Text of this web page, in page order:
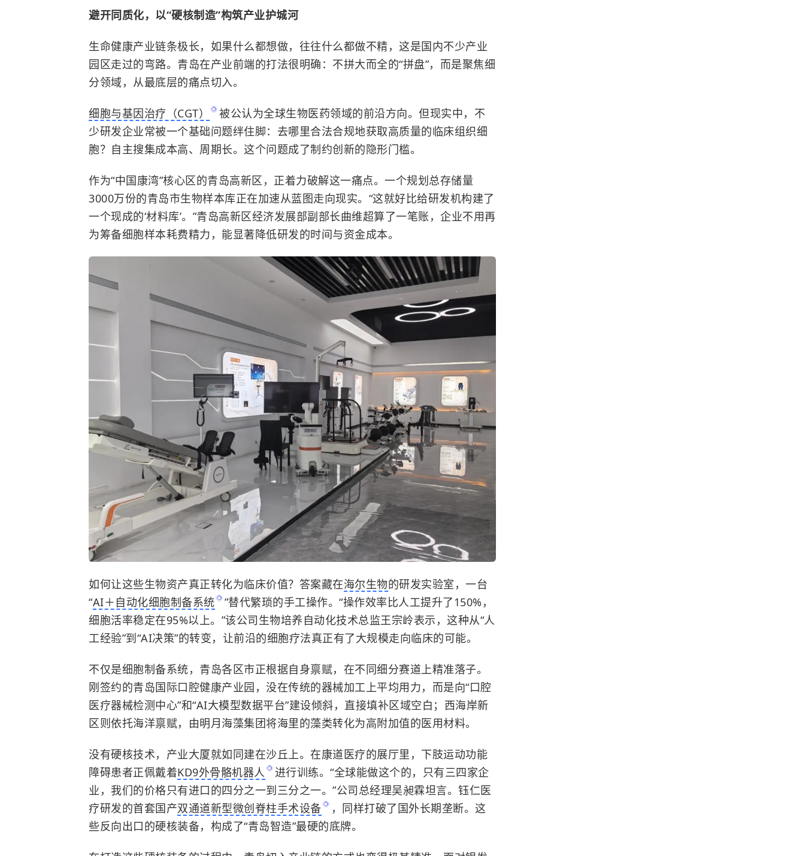
避开同质化，以“硬核制造”构筑产业护城河
生命健康产业链条极长，如果什么都想做，往往什么都做不精，这是国内不少产业
园区走过的弯路。青岛在产业前端的打法很明确：不拼大而全的“拼盘”，而是聚焦细
分领域，从最底层的痛点切入。
细胞与基因治疗（CGT）
被公认为全球生物医药领域的前沿方向。但现实中，不
少研发企业常被一个基础问题绊住脚：去哪里合法合规地获取高质量的临床组织细
胞？自主搜集成本高、周期长。这个问题成了制约创新的隐形门槛。
作为“中国康湾”核心区的青岛高新区，正着力破解这一痛点。一个规划总存储量
3000万份的青岛市生物样本库正在加速从蓝图走向现实。“这就好比给研发机构建了
一个现成的‘材料库’。”青岛高新区经济发展部副部长曲维超算了一笔账，企业不用再
为筹备细胞样本耗费精力，能显著降低研发的时间与资金成本。
如何让这些生物资产真正转化为临床价值？答案藏在海尔生物的研发实验室，一台
“AI＋自动化细胞制备系统
”替代繁琐的手工操作。“操作效率比人工提升了150%，
细胞活率稳定在95%以上。”该公司生物培养自动化技术总监王宗岭表示，这种从“人
工经验”到“AI决策”的转变，让前沿的细胞疗法真正有了大规模走向临床的可能。
不仅是细胞制备系统，青岛各区市正根据自身禀赋，在不同细分赛道上精准落子。
刚签约的青岛国际口腔健康产业园，没在传统的器械加工上平均用力，而是向“口腔
医疗器械检测中心”和“AI大模型数据平台”建设倾斜，直接填补区域空白；西海岸新
区则依托海洋禀赋，由明月海藻集团将海里的藻类转化为高附加值的医用材料。
没有硬核技术，产业大厦就如同建在沙丘上。在康道医疗的展厅里，下肢运动功能
障碍患者正佩戴着KD9外骨骼机器人
进行训练。“全球能做这个的，只有三四家企
业，我们的价格只有进口的四分之一到三分之一。”公司总经理吴昶霖坦言。钰仁医
疗研发的首套国产双通道新型微创脊柱手术设备
，同样打破了国外长期垄断。这
些反向出口的硬核装备，构成了“青岛智造”最硬的底牌。